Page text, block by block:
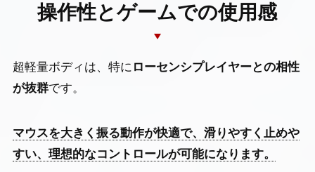
操作性とゲームでの使用感
超軽量ボディは、特に ローセンシプレイヤーとの相性
が抜群です。
マウスを大きく振る動作が快適で、滑りやすく止めや
すい、理想的なコントロールが可能になります。